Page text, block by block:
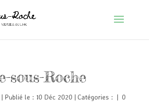
sous-Roche
| Publié le : 10 Déc 2020 | Catégories : | 0